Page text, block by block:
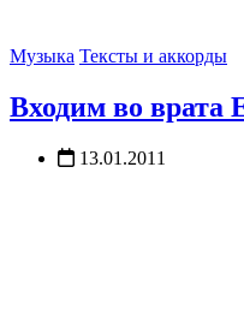
Музыка Тексты и аккорды
Входим во врата
13.01.2011